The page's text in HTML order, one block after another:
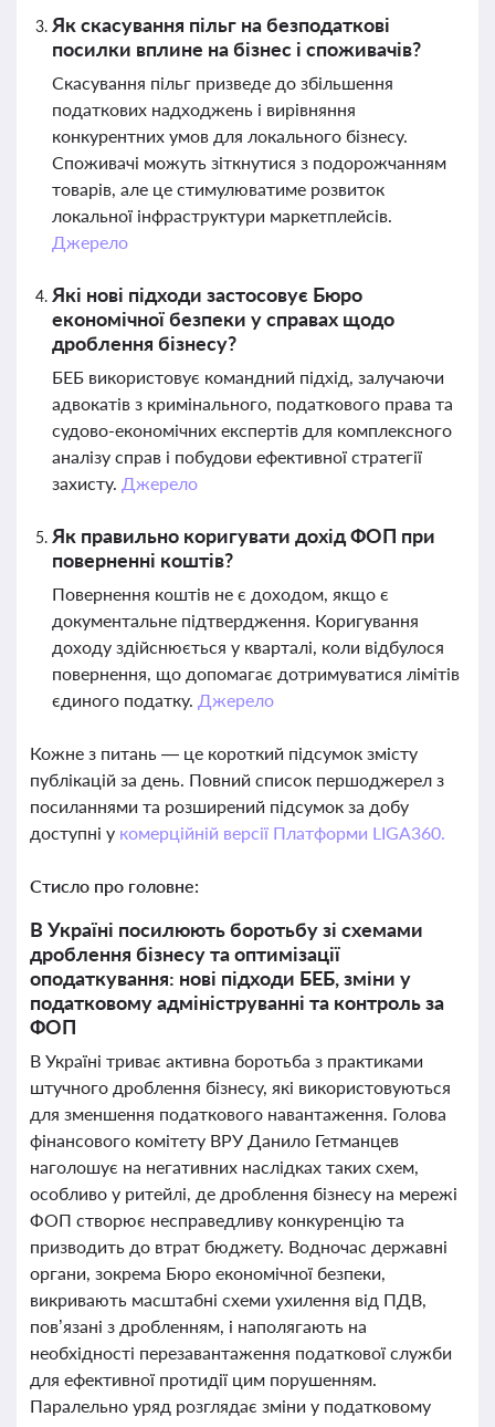
Як скасування пільг на безподаткові
посилки вплине на бізнес і споживачів?
Скасування пільг призведе до збільшення
податкових надходжень і вирівняння
конкурентних умов для локального бізнесу.
Споживачі можуть зіткнутися з подорожчанням
товарів, але це стимулюватиме розвиток
локальної інфраструктури маркетплейсів.
Джерело
Які нові підходи застосовує Бюро
економічної безпеки у справах щодо
дроблення бізнесу?
БЕБ використовує командний підхід, залучаючи
адвокатів з кримінального, податкового права та
судово-економічних експертів для комплексного
аналізу справ і побудови ефективної стратегії
захисту. Джерело
Як правильно коригувати дохід ФОП при
поверненні коштів?
Повернення коштів не є доходом, якщо є
документальне підтвердження. Коригування
доходу здійснюється у кварталі, коли відбулося
повернення, що допомагає дотримуватися лімітів
єдиного податку. Джерело
Кожне з питань — це короткий підсумок змісту
публікацій за день. Повний список першоджерел з
посиланнями та розширений підсумок за добу
доступні у комерційній версії Платформи LIGA360.
Стисло про головне:
В Україні посилюють боротьбу зі схемами
дроблення бізнесу та оптимізації
оподаткування: нові підходи БЕБ, зміни у
податковому адмініструванні та контроль за
ФОП
В Україні триває активна боротьба з практиками
штучного дроблення бізнесу, які використовуються
для зменшення податкового навантаження. Голова
фінансового комітету ВРУ Данило Гетманцев
наголошує на негативних наслідках таких схем,
особливо у ритейлі, де дроблення бізнесу на мережі
ФОП створює несправедливу конкуренцію та
призводить до втрат бюджету. Водночас державні
органи, зокрема Бюро економічної безпеки,
викривають масштабні схеми ухилення від ПДВ,
пов’язані з дробленням, і наполягають на
необхідності перезавантаження податкової служби
для ефективної протидії цим порушенням.
Паралельно уряд розглядає зміни у податковому